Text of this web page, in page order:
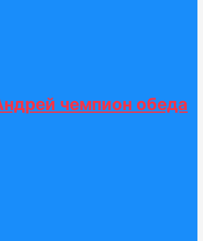
чемпион обеда